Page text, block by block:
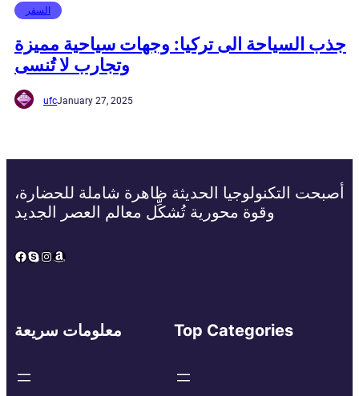
السفر
جذب السياحة الى تركيا: وجهات سياحية مميزة
وتجارب لا تُنسى
ufcJanuary 27, 2025
أصبحت التكنولوجيا الحديثة ظاهرة شاملة للحضارة،
وقوة محورية تُشكِّل معالم العصر الجديد
Facebook
Skype
Instagram
Amazon
معلومات سريعة Top Categories